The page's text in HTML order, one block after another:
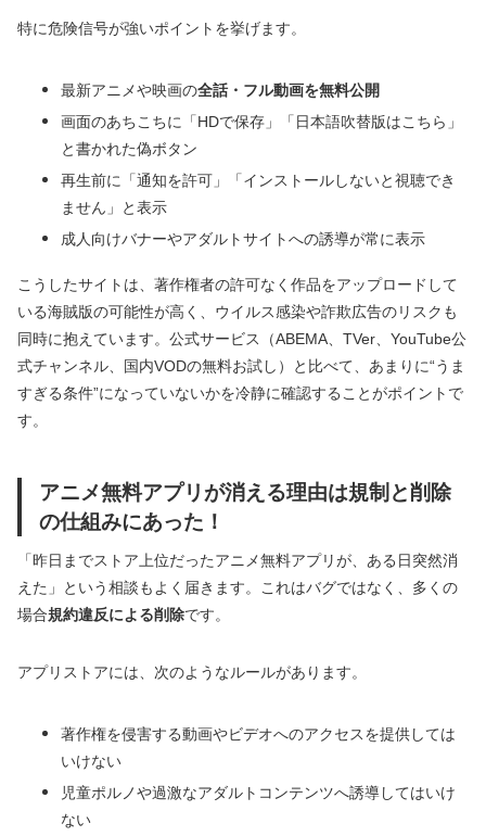
特に危険信号が強いポイントを挙げます。
最新アニメや映画の全話・フル動画を無料公開
画面のあちこちに「HDで保存」「日本語吹替版はこちら」
と書かれた偽ボタン
再生前に「通知を許可」「インストールしないと視聴でき
ません」と表示
成人向けバナーやアダルトサイトへの誘導が常に表示
こうしたサイトは、著作権者の許可なく作品をアップロードして
いる海賊版の可能性が高く、ウイルス感染や詐欺広告のリスクも
同時に抱えています。公式サービス（ABEMA、TVer、YouTube公
式チャンネル、国内VODの無料お試し）と比べて、あまりに“うま
すぎる条件”になっていないかを冷静に確認することがポイントで
す。
アニメ無料アプリが消える理由は規制と削除
の仕組みにあった！
「昨日までストア上位だったアニメ無料アプリが、ある日突然消
えた」という相談もよく届きます。これはバグではなく、多くの
場合規約違反による削除です。
アプリストアには、次のようなルールがあります。
著作権を侵害する動画やビデオへのアクセスを提供しては
いけない
児童ポルノや過激なアダルトコンテンツへ誘導してはいけ
ない